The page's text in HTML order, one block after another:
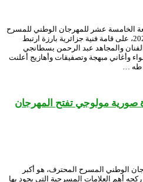
الخامسة عشر للمهرجان الوطني للمسرح
المحترف، اليوم الجمعة 23 ديسمبر 2022، على قامة فنية جزائرية بارزة ارتبط
الفنان والمجاهد عبد الرحمن بسطانجي
وأغاني مبهجة وتصفيقات وأهازيج أعلنت
طه …
صورية مولوجي تفتح المهرجان
الوطني المسرح المحترف، هو أكبر
العلامات المسرحية التي يجود بها